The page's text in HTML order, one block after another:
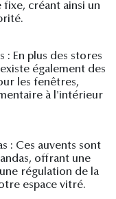
créant ainsi un
En plus des stores
également des
les fenêtres,
à l'intérieur
: Ces auvents sont
offrant une
régulation de la
espace vitré.